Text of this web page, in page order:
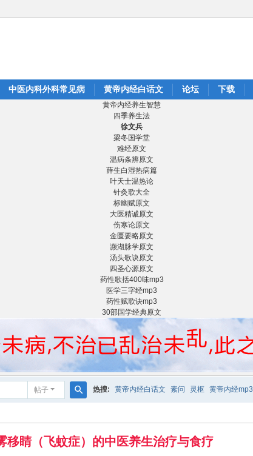
中医内科外科常见病 黄帝内经白话文 论坛 下载
黄帝内经养生智慧
四季养生法
徐文兵
梁冬国学堂
难经原文
温病条辨原文
薛生白湿热病篇
叶天士温热论
针灸歌大全
标幽赋原文
大医精诚原文
伤寒论原文
金匮要略原文
濒湖脉学原文
汤头歌诀原文
四圣心源原文
药性歌括400味mp3
医学三字经mp3
药性赋歌诀mp3
30部国学经典原文
帖子
索
热搜: 黄帝内经白话文 素问 灵枢 黄帝内经mp3
移睛（飞蚊症）的中医养生治疗与食疗